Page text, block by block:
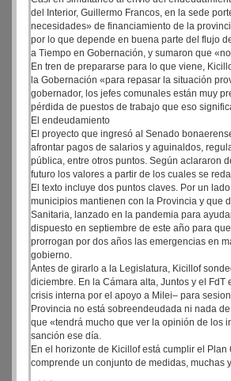
del Interior, Guillermo Francos, en la sede
necesidades» de financiamiento de la
por lo que depende en buena parte del flujo
a Tiempo en Gobernación, y sumaron que
En tren de prepararse para lo que viene,
la Gobernación «para repasar la situación
gobernador, los jefes comunales están muy
pérdida de puestos de trabajo que eso
El endeudamiento
El proyecto que ingresó al Senado
afrontar pagos de salarios y aguinaldos,
pública, entre otros puntos. Según aclararon
futuro los valores a partir de los cuales se
El texto incluye dos puntos claves. Por un
municipios mantienen con la Provincia y que
Sanitaria, lanzado en la pandemia para
dispuesto en septiembre de este año para
prorrogan por dos años las emergencias en
gobierno.
Antes de girarlo a la Legislatura, Kicillof
diciembre. En la Cámara alta, Juntos y el
crisis interna por el apoyo a Milei– para
Provincia no está sobreendeudada ni nada
que «tendrá mucho que ver la opinión de los
sanción ese día.
En el horizonte de Kicillof está cumplir el
comprende un conjunto de medidas, muchas